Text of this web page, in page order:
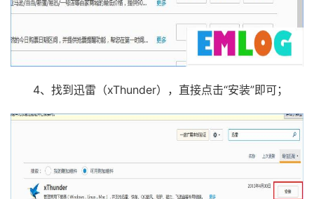
4、找到迅雷（xThunder），直接点击“安装”即可；